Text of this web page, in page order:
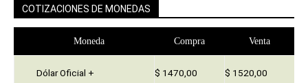
COTIZACIONES DE MONEDAS
Moneda Compra Venta
Dólar Oficial + $ 1470,00 $ 1520,00